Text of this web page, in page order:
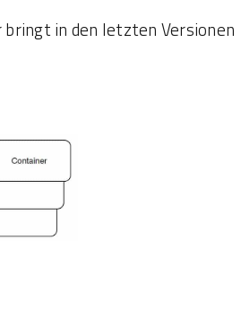
in den letzten Versionen